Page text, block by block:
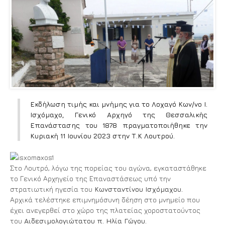
Εκδήλωση τιμής και μνήμης για το Λοχαγό Κων/νο Ι.
Ισχόμαχο, Γενικό Αρχηγό της Θεσσαλικής
Επανάστασης του 1878 πραγματοποιήθηκε την
Κυριακή 11 Ιουνίου 2023 στην Τ.Κ Λουτρού.
Στο Λουτρό, λόγω της πορείας του αγώνα, εγκαταστάθηκε
το Γενικό Αρχηγείο της Επαναστάσεως υπό την
στρατιωτική ηγεσία του Κωνσταντίνου Ισχόμαχου.
Αρχικά τελέστηκε επιμνημόσυνη δέηση στο μνημείο που
έχει ανεγερθεί στο χώρο της πλατείας χοροστατούντος
του Αιδεσιμολογιώτατου π. Ηλία Γώγου.